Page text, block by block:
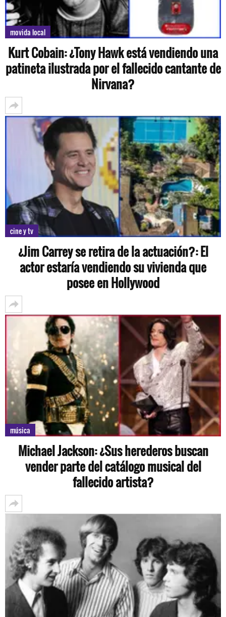
movida local
Kurt Cobain: ¿Tony Hawk está vendiendo una
patineta ilustrada por el fallecido cantante de
Nirvana?
cine y tv
¿Jim Carrey se retira de la actuación?: El
actor estaría vendiendo su vivienda que
posee en Hollywood
música
Michael Jackson: ¿Sus herederos buscan
vender parte del catálogo musical del
fallecido artista?